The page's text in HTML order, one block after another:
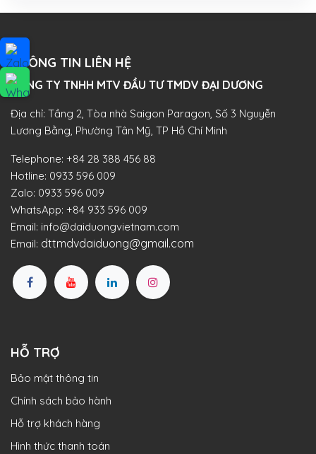
THÔNG TIN LIÊN HỆ
CÔNG TY TNHH MTV ĐẦU TƯ TMDV ĐẠI DƯƠNG​
Địa chỉ: Tầng 2, Tòa nhà Saigon Paragon, Số 3 Nguyễn
Lương Bằng, Phường Tân Mỹ, TP Hồ Chí Minh
Telephone: +84 28 388 456 88
Hotline: 0933 596 009
Zalo: 0933 596 009
WhatsApp: +84 933 596 009
Email: info@daiduongvietnam.com
Email: dttmdvdaiduong@gmail.com
HỖ TRỢ
Bảo mật thông tin
Chính sách bảo hành
Hỗ trợ khách hàng
Hình thức thanh toán